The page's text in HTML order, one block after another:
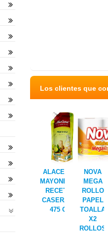
Los clientes que
ALACENA
MAYONESA
RECETA
CASERA X
475 G
NOVA
MEGA
ROLLO
PAPEL
TOALLA
X2
ROLLOS